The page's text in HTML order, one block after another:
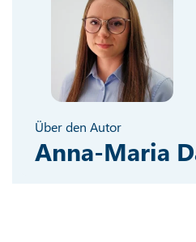
Über den Autor
Anna-Maria